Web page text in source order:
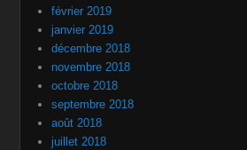
février 2019
janvier 2019
décembre 2018
novembre 2018
octobre 2018
septembre 2018
août 2018
juillet 2018